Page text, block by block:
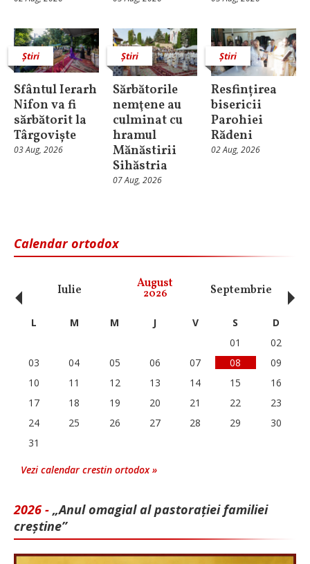
Știri
Sfântul Ierarh
Nifon va fi
sărbătorit la
Târgoviște
03 Aug, 2026
Știri
Sărbătorile
nemţene au
culminat cu
hramul
Mănăstirii
Sihăstria
07 Aug, 2026
Știri
Resfințirea
bisericii
Parohiei
Rădeni
02 Aug, 2026
Calendar ortodox
Iulie August
2026 Septembrie
‹ L M M J V S
D
01
02
03
04 05 06 07 08
09
10
11 12 13 14 15
16
17
18 19 20 21 22
23
24
25 26 27 28 29
30
31
Vezi calendar crestin ortodox »
2026 - „Anul omagial al pastorației familiei
creștine”